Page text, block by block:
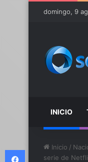
domingo, 9
INICIO
Inicio /
serie de
Facebook